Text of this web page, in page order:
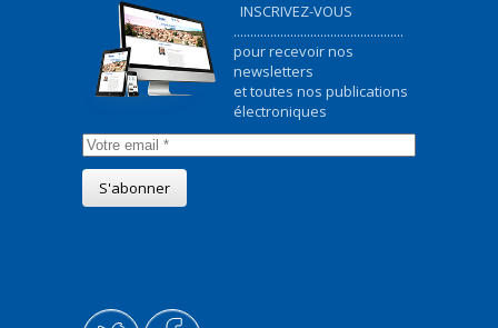
INSCRIVEZ-VOUS
...................................................
pour recevoir nos
newsletters
et toutes nos publications
électroniques